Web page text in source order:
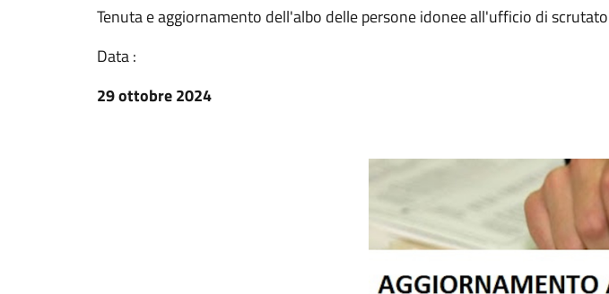
Tenuta e aggiornamento dell'albo delle persone idonee all'ufficio di
Data :
29 ottobre 2024